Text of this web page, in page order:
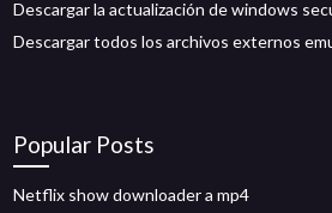
Descargar la actualización de windows
Descargar todos los archivos externos
Popular Posts
Netflix show downloader a mp4